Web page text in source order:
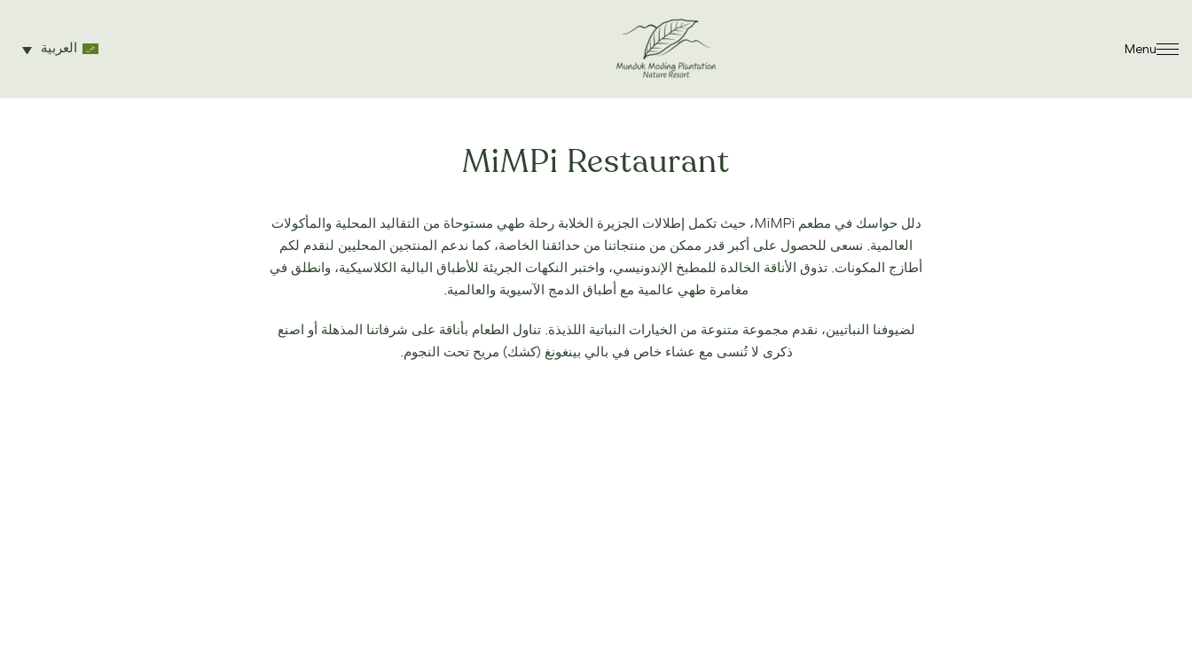
Menu العربية
MiMPi Restaurant
دلل حواسك في مطعم MiMPi، حيث تكمل إطلالات الجزيرة الخلابة رحلة طهي مستوحاة من التقاليد المحلية والمأكولات
العالمية. نسعى للحصول على أكبر قدر ممكن من منتجاتنا من حدائقنا الخاصة، كما ندعم المنتجين المحليين لنقدم لكم
أطازج المكونات. تذوق الأناقة الخالدة للمطبخ الإندونيسي، واختبر النكهات الجريئة للأطباق البالية الكلاسيكية، وانطلق في
مغامرة طهي عالمية مع أطباق الدمج الآسيوية والعالمية.
لضيوفنا النباتيين، نقدم مجموعة متنوعة من الخيارات النباتية اللذيذة. تناول الطعام بأناقة على شرفاتنا المذهلة أو اصنع
ذكرى لا تُنسى مع عشاء خاص في بالي بينغونغ (كشك) مريح تحت النجوم.